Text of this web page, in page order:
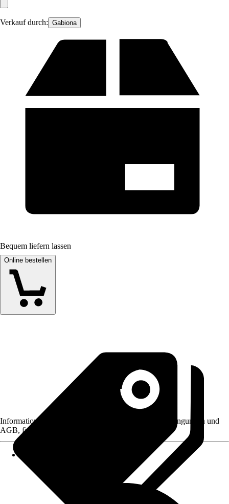
Verkauf durch: Gabiona
Bequem liefern lassen
Online bestellen
Informationen des Verkäufers, wie z. B. Rückgabebedingungen und
AGB, finden Sie bei Klick auf den Verkäufernamen.